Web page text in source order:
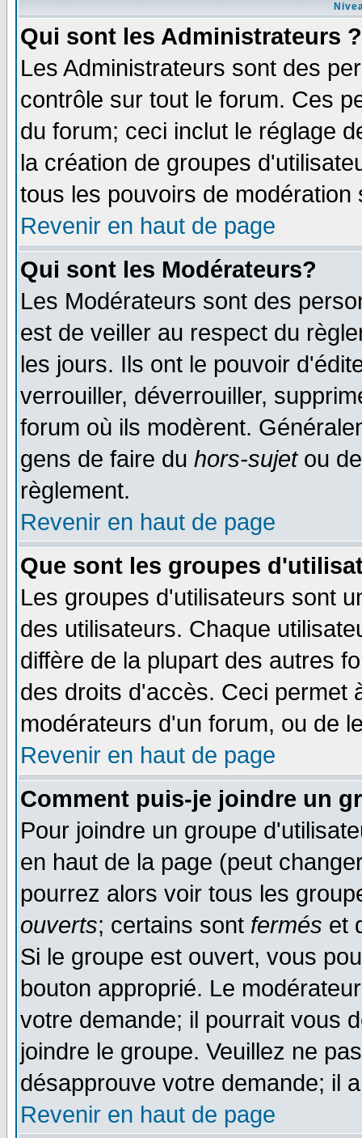
Qui sont les Administrateurs ?
Les Administrateurs sont des
contrôle sur tout le forum. Ces
du forum; ceci inclut le réglage
la création de groupes
tous les pouvoirs de modération
Revenir en haut de page
Qui sont les Modérateurs?
Les Modérateurs sont des
est de veiller au respect du
les jours. Ils ont le pouvoir
verrouiller, déverrouiller,
forum où ils modèrent.
gens de faire du hors-sujetou
règlement.
Revenir en haut de page
Que sont les groupes
Les groupes d'utilisateurs sont
des utilisateurs. Chaque
diffère de la plupart des autres
des droits d'accès. Ceci permet
modérateurs d'un forum, ou de
Revenir en haut de page
Comment puis-je joindre un
Pour joindre un groupe
en haut de la page (peut
pourrez alors voir tous les
ouverts; certains sont fermés et
Si le groupe est ouvert, vous
bouton approprié. Le
votre demande; il pourrait vous
joindre le groupe. Veuillez ne
désapprouve votre demande; il
Revenir en haut de page